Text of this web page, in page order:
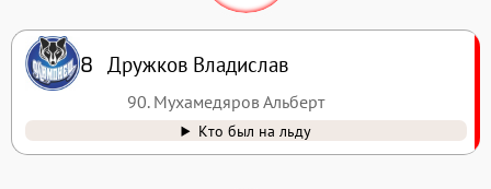
8 Дружков Владислав
90. Мухамедяров Альберт
Кто был на льду